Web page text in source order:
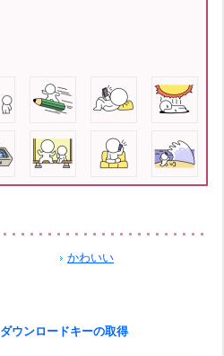
かわいい
ダウンロードキーの取得